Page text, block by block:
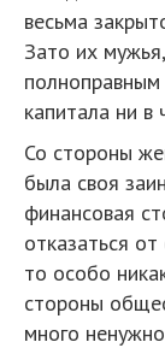
весьма
Зато их
капитала ни в
Со стороны
была своя
финансовая
отказаться
то особо
стороны
много